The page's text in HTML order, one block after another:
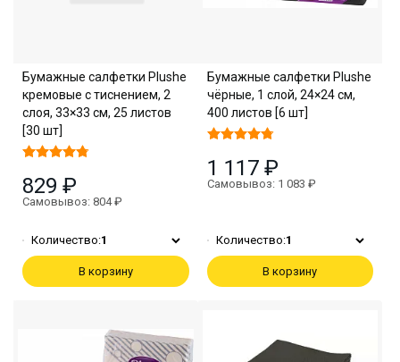
Бумажные салфетки Plushe
кремовые с тиснением, 2
слоя, 33×33 см, 25 листов
[30 шт]
829 ₽
Самовывоз: 804 ₽
Количество:1
В корзину
Бумажные салфетки Plushe
чёрные, 1 слой, 24×24 см,
400 листов [6 шт]
1 117 ₽
Самовывоз: 1 083 ₽
Количество:1
В корзину